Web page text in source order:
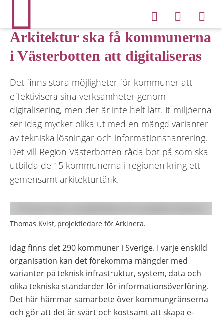
Arkitektur ska få kommunerna
i Västerbotten att digitaliseras
Det finns stora möjligheter för kommuner att
effektivisera sina verksamheter genom
digitalisering, men det är inte helt lätt. It-miljöerna
ser idag mycket olika ut med en mängd varianter
av tekniska lösningar och informationshantering.
Det vill Region Västerbotten råda bot på som ska
utbilda de 15 kommunerna i regionen kring ett
gemensamt arkitekturtänk.
Thomas Kvist, projektledare för Arkinera.
Idag finns det 290 kommuner i Sverige. I varje enskild
organisation kan det förekomma mängder med
varianter på teknisk infrastruktur, system, data och
olika tekniska standarder för informationsöverföring.
Det här hämmar samarbete över kommungränserna
och gör att det är svårt och kostsamt att skapa e-